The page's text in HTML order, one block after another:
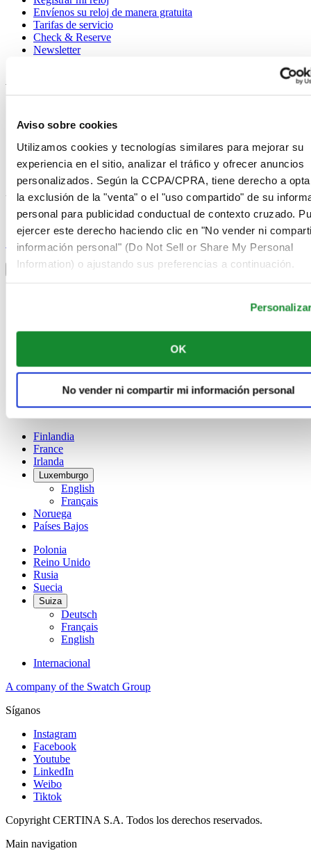
Aviso sobre cookies
Utilizamos cookies y tecnologías similares para mejorar su
experiencia en el sitio, analizar el tráfico y ofrecer anuncios
personalizados. Según la CCPA/CPRA, tiene derecho a
la exclusión de la "venta" o el "uso compartido" de su
personal para publicidad conductual de contexto cruzado.
ejercer este derecho haciendo clic en "No vender ni
información personal" (Do Not Sell or Share My Personal
Information) o ajustando sus preferencias a continuación.
OK
No vender ni compartir mi información personal
Envíenos su reloj de manera gratuita
Tarifas de servicio
Check & Reserve
Newsletter
Aviso de privacidad
Condiciones de venta
Desistimiento del contrato
Sistema de información
Únase al club Certina
Suscríbase para recibir información exclusiva
Suscríbase
Seleccionar país/región
Alternador de idioma
Dutch
English
简体中文
Finlandia
France
Irlanda
Luxemburgo
English
Français
Noruega
Países Bajos
Polonia
Reino Unido
Rusia
Suecia
Suiza
Deutsch
Français
English
Internacional
A company of the Swatch Group
Síganos
Instagram
Facebook
Youtube
LinkedIn
Weibo
Tiktok
Copyright CERTINA S.A. Todos los derechos reservados.
Main navigation